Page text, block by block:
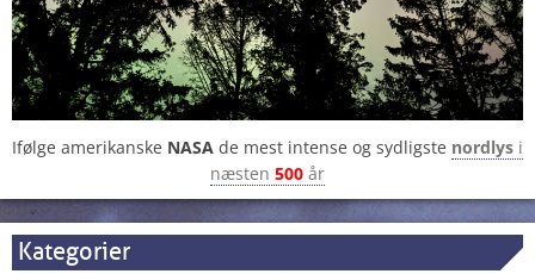
Ifølge amerikanske NASA de mest intense og sydligste nordlys i
næsten 500 år
Kategorier